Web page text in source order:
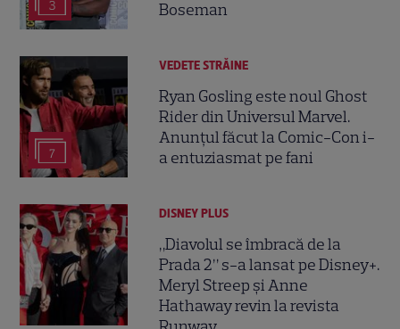
3
Boseman
7
VEDETE STRĂINE
Ryan Gosling este noul Ghost
Rider din Universul Marvel.
Anunțul făcut la Comic-Con i-
a entuziasmat pe fani
DISNEY PLUS
„Diavolul se îmbracă de la
Prada 2” s-a lansat pe Disney+.
Meryl Streep și Anne
Hathaway revin la revista